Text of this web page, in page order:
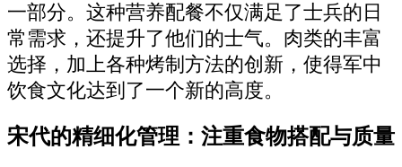
一部分。这种营养配餐不仅满足了士兵的日
常需求，还提升了他们的士气。肉类的丰富
选择，加上各种烤制方法的创新，使得军中
饮食文化达到了一个新的高度。
宋代的精细化管理：注重食物搭配与质量